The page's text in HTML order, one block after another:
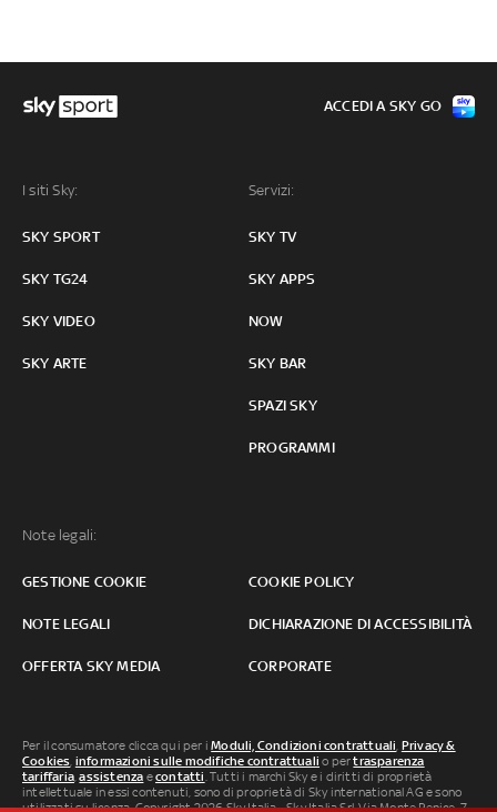
I siti Sky:
SKY SPORT
SKY TG24
SKY VIDEO
SKY ARTE
Servizi:
SKY TV
SKY APPS
NOW
SKY BAR
SPAZI SKY
PROGRAMMI
Note legali:
GESTIONE COOKIE COOKIE POLICY
NOTE LEGALI DICHIARAZIONE DI ACCESSIBILITÀ
OFFERTA SKY MEDIA CORPORATE
ACCEDI A SKY GO
Per il consumatore clicca qui per iModuli, Condizioni contrattuali Privacy &
Cookies informazioni sulle modifiche contrattuali o pertrasparenza
tariffaria ,assistenza econtatti . Tutti i marchi Sky e i diritti di proprietà
intellettuale in essi contenuti, sono di proprietà di Sky international AG e sono
utilizzati su licenza. Copyright 2026 Sky Italia - Sky Italia Srl Via Monte Penice, 7 -